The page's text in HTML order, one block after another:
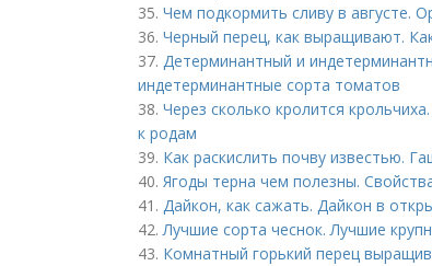
35. Чем подкормить сливу в августе.
36. Черный перец, как выращивают.
37. Детерминантный и
индетерминантные сорта томатов
38. Через сколько кролится
к родам
39. Как раскислить почву известью.
40. Ягоды терна чем полезны.
41. Дайкон, как сажать. Дайкон в
42.Лучшие сорта чеснок. Лучшие
43. Комнатный горький перец